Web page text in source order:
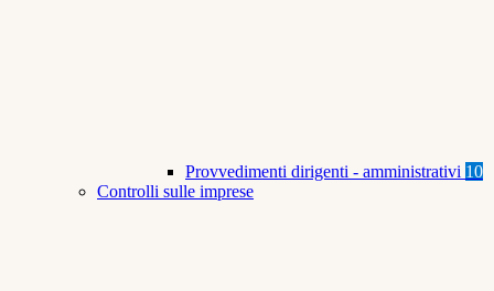
Provvedimenti dirigenti - amministrativi 10
Controlli sulle imprese